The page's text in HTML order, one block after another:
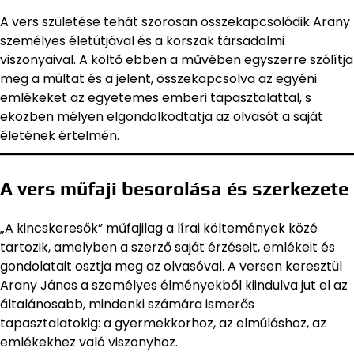
A vers születése tehát szorosan összekapcsolódik Arany
személyes életútjával és a korszak társadalmi
viszonyaival. A költő ebben a művében egyszerre szólítja
meg a múltat és a jelent, összekapcsolva az egyéni
emlékeket az egyetemes emberi tapasztalattal, s
eközben mélyen elgondolkodtatja az olvasót a saját
életének értelmén.
A vers műfaji besorolása és szerkezete
„A kincskeresők” műfajilag a lírai költemények közé
tartozik, amelyben a szerző saját érzéseit, emlékeit és
gondolatait osztja meg az olvasóval. A versen keresztül
Arany János a személyes élményekből kiindulva jut el az
általánosabb, mindenki számára ismerős
tapasztalatokig: a gyermekkorhoz, az elmúláshoz, az
emlékekhez való viszonyhoz.